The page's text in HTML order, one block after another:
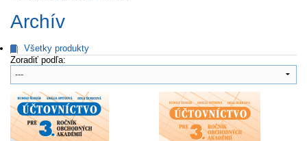
Archív
Všetky produkty
Zoradiť podľa: